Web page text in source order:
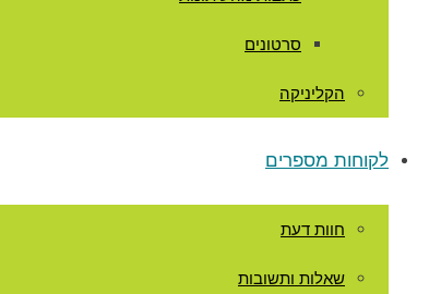
סרטונים
הקליניקה
לקוחות מספרים
חוות דעת
שאלות ותשובות